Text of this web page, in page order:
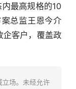
最高规格的10
总监王恩今介
企客户，覆盖政
场。未经允许